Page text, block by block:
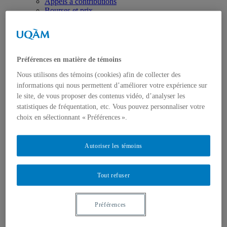
Bourses et prix
Dans les médias
Distinctions
Activités
Archives et bilans
Colloque international CRISES
Préférences en matière de témoins
Nous utilisons des témoins (cookies) afin de collecter des
informations qui nous permettent d’améliorer votre expérience sur
le site, de vous proposer des contenus vidéo, d’analyser les
statistiques de fréquentation, etc. Vous pouvez personnaliser votre
choix en sélectionnant « Préférences ».
Tout refuser
Autoriser les témoins
Préférences